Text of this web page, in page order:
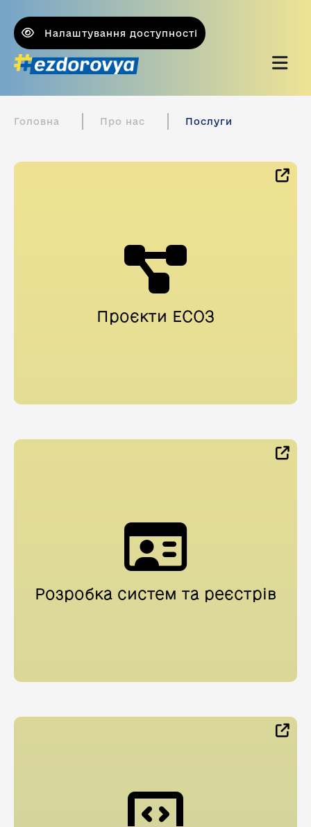
Налаштування доступності
Головна Про нас Послуги
Проєкти ЕСОЗ
Розробка систем та реєстрів